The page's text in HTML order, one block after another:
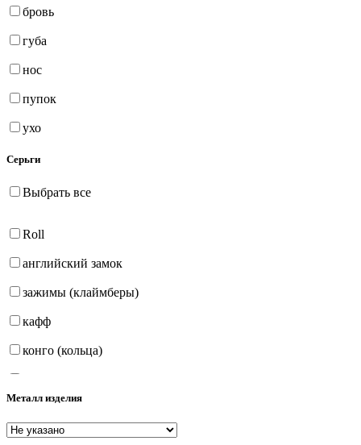
бровь
губа
нос
пупок
ухо
Серьги
Выбрать все
Roll
английский замок
зажимы (клаймберы)
кафф
конго (кольца)
пусеты (гвоздики)
Металл изделия